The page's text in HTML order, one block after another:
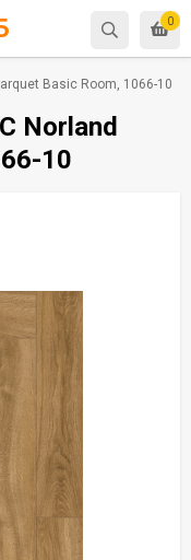
0
Basic Room, 1066-10
Norland
10